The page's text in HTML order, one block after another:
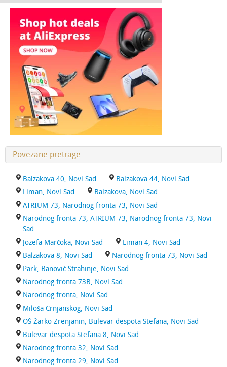
Povezane pretrage
Balzakova 40, Novi Sad
Balzakova 44, Novi Sad
Liman, Novi Sad
Balzakova, Novi Sad
ATRIUM 73, Narodnog fronta 73, Novi Sad
Narodnog fronta 73, ATRIUM 73, Narodnog fronta 73, Novi
Sad
Jozefa Marčoka, Novi Sad
Liman 4, Novi Sad
Balzakova 8, Novi Sad
Narodnog fronta 73, Novi Sad
Park, Banović Strahinje, Novi Sad
Narodnog fronta 73B, Novi Sad
Narodnog fronta, Novi Sad
Miloša Crnjanskog, Novi Sad
OŠ Žarko Zrenjanin, Bulevar despota Stefana, Novi Sad
Bulevar despota Stefana 8, Novi Sad
Narodnog fronta 32, Novi Sad
Narodnog fronta 29, Novi Sad